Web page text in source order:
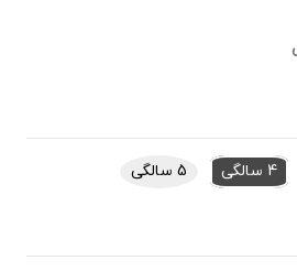
4 سالگی
5 سالگی